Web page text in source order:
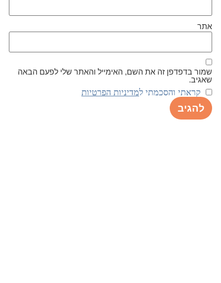
אתר
שמור בדפדפן זה את השם, האימייל והאתר שלי לפעם הבאה
שאגיב.
קראתי והסכמתי למדיניות הפרטיות